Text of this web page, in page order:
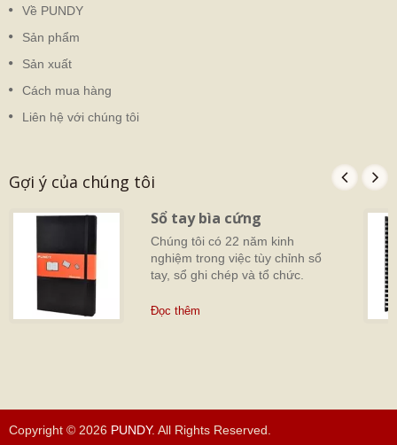
Về PUNDY
Sản phẩm
Sản xuất
Cách mua hàng
Liên hệ với chúng tôi
Gợi ý của chúng tôi
Sổ tay bìa cứng
Chúng tôi có 22 năm kinh
nghiệm trong việc tùy chỉnh sổ
tay, sổ ghi chép và tổ chức.
Đọc thêm
Copyright © 2026 PUNDY. All Rights Reserved.